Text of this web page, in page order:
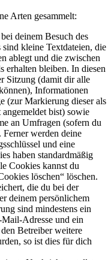
Arten gesammelt:
deinem Besuch des
kleine Textdateien, die
ablegt und die zwischen
erhalten bleiben. In diesen
Sitzung (damit dir alle
Informationen
(zur Markierung dieser als
angemeldet bist) sowie
an Umfragen (sofern du
Ferner werden deine
und eine
haben standardmäßig
Cookies kannst du
löschen“ löschen.
die du bei der
deinem persönlichem
sind mindestens ein
Adresse und ein
Betreiber weitere
so ist dies für dich